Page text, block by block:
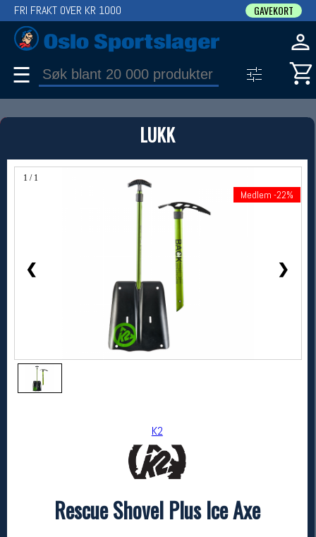
LUKK
1 / 1
❮ ❯
Medlem -22%
K2
Rescue Shovel Plus Ice Axe
FRI FRAKT OVER KR 1000 GAVEKORT
☰
PRODUKT
Produkter (1)
Bruk filter til å spisse søket
K2